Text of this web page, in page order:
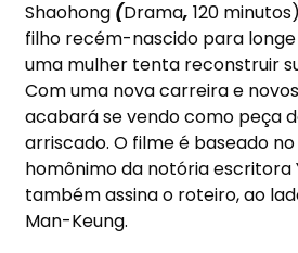
Shaohong (Drama,120 minutos)
filho recém-nascido para
uma mulher tenta reconstruir
Com uma nova carreira e
acabará se vendo como peça
arriscado. O filme é baseado
homônimo da notória escritora
também assina o roteiro, ao
Man-Keung.